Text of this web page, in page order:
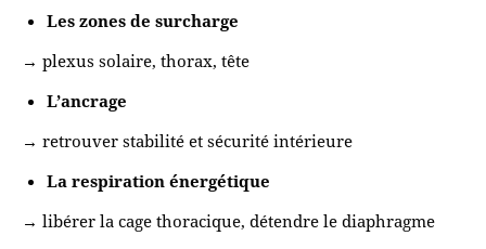
Les zones de surcharge
→ plexus solaire, thorax, tête
L’ancrage
→ retrouver stabilité et sécurité intérieure
La respiration énergétique
→ libérer la cage thoracique, détendre le diaphragme